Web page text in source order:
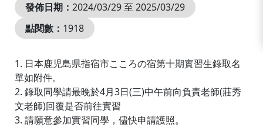
發佈日期： 2024/03/29 至 2025/03/29
點閱數： 1918
1. 日本鹿児島県指宿市こころの宿第十期實習生錄取名
單如附件。
2. 錄取同學請最晚於4月3日(三)中午前向負責老師(莊秀
文老師)回覆是否前往實習
3. 請願意參加實習同學，儘快申請護照。